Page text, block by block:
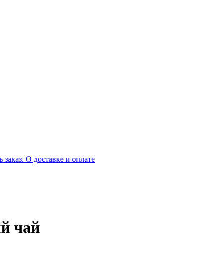
заказ. О доставке и оплате
чай